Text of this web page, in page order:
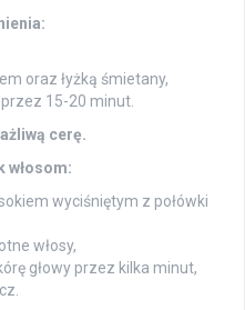
oraz łyżką śmietany,
15-20 minut.
cerę.
włosom:
wyciśniętym z połówki
włosy,
głowy przez kilka minut,